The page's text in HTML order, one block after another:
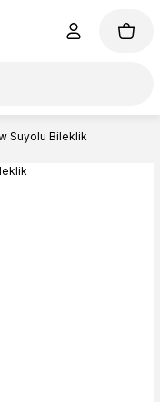
Suyolu Bileklik